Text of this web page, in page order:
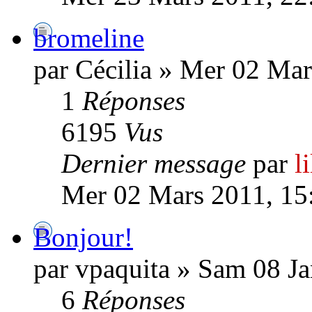
bromeline
par Cécilia » Mer 02
1 Réponses
6195 Vus
Dernier message par
Mer 02 Mars 2011,
Bonjour!
par vpaquita » Sam 08
6 Réponses